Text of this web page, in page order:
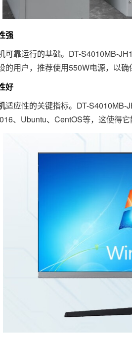
强
靠运行的基础。DT-S4010MB-
的用户，推荐使用550W电源，以确
好
适应性的关键指标。DT-
、Ubuntu、CentOS等，这使得